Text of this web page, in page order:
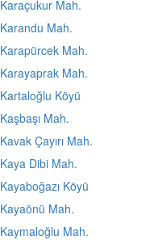
Karaçukur Mah.
Karandu Mah.
Karapürcek Mah.
Karayaprak Mah.
Kartaloğlu Köyü
Kaşbaşı Mah.
Kavak Çayırı Mah.
Kaya Dibi Mah.
Kayaboğazı Köyü
Kayaönü Mah.
Kaymaloğlu Mah.